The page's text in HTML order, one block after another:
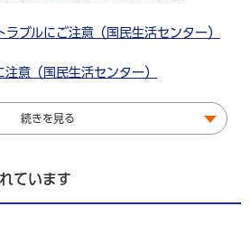
ブルにご注意（国民生活センター）
意（国民生活センター）
続きを見る
ています